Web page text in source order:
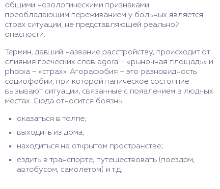
общими нозологическими признаками:
преобладающим переживанием у больных является
страх ситуации, не представляющей реальной
опасности.
Термин, давший название расстройству, происходит от
слияния греческих слов agora – «рыночная площадь» и
phobia – «страх». Агорафобия – это разновидность
социофобии, при которой паническое состояние
вызывают ситуации, связанные с появлением в людных
местах. Сюда относится боязнь:
оказаться в толпе;
выходить из дома;
находиться на открытом пространстве;
ездить в транспорте, путешествовать (поездом,
автобусом, самолетом) и т.д.